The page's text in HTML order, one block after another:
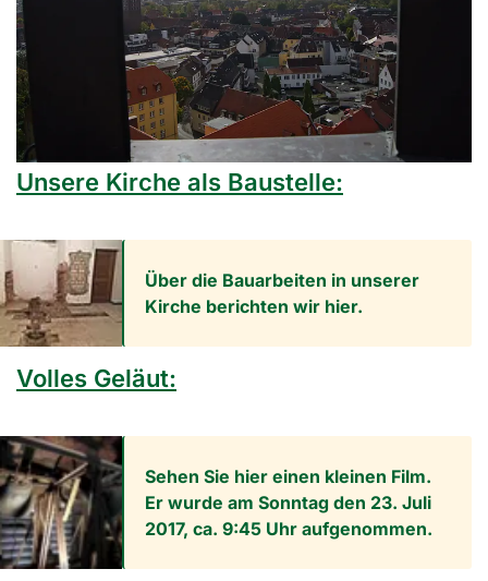
Unsere Kirche als Baustelle:
Über die Bauarbeiten in unserer
Kirche berichten wir hier.
Volles Geläut:
Sehen Sie hier einen kleinen Film.
Er wurde am Sonntag den 23. Juli
2017, ca. 9:45 Uhr aufgenommen.